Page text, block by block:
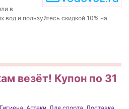
в
и пользуйтесь скидкой 10% на
везёт! Купон по 31